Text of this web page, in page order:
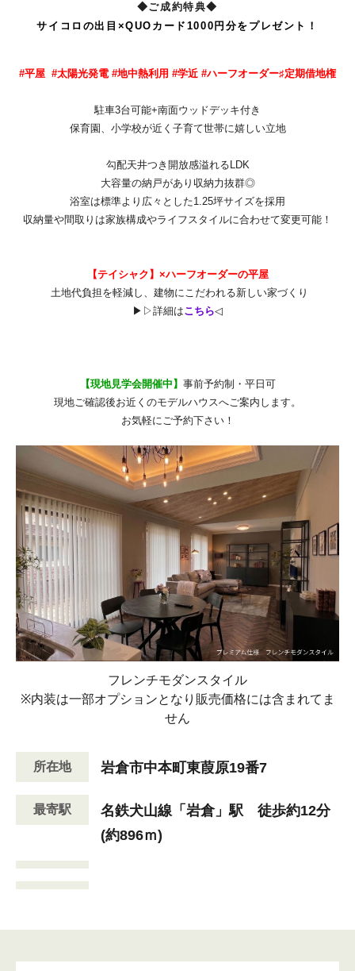
◆ご成約特典◆
サイコロの出目×QUOカード1000円分をプレゼント！
#平屋 #太陽光発電 #地中熱利用 #学近 #ハーフオーダー♯定期借地権
駐車3台可能+南面ウッドデッキ付き
保育園、小学校が近く子育て世帯に嬉しい立地
勾配天井つき開放感溢れるLDK
大容量の納戸があり収納力抜群◎
浴室は標準より広々とした1.25坪サイズを採用
収納量や間取りは家族構成やライフスタイルに合わせて変更可能！
【テイシャク】×ハーフオーダーの平屋
土地代負担を軽減し、建物にこだわれる新しい家づくり
▶▷詳細はこちら◁
【現地見学会開催中】 事前予約制・平日可
現地ご確認後お近くのモデルハウスへご案内します。
お気軽にご予約下さい！
フレンチモダンスタイル
※内装は一部オプションとなり販売価格には含まれてま
せん
所在地 岩倉市中本町東葭原19番7
最寄駅
名鉄犬山線「岩倉」駅 徒歩約12分
(約896ｍ)